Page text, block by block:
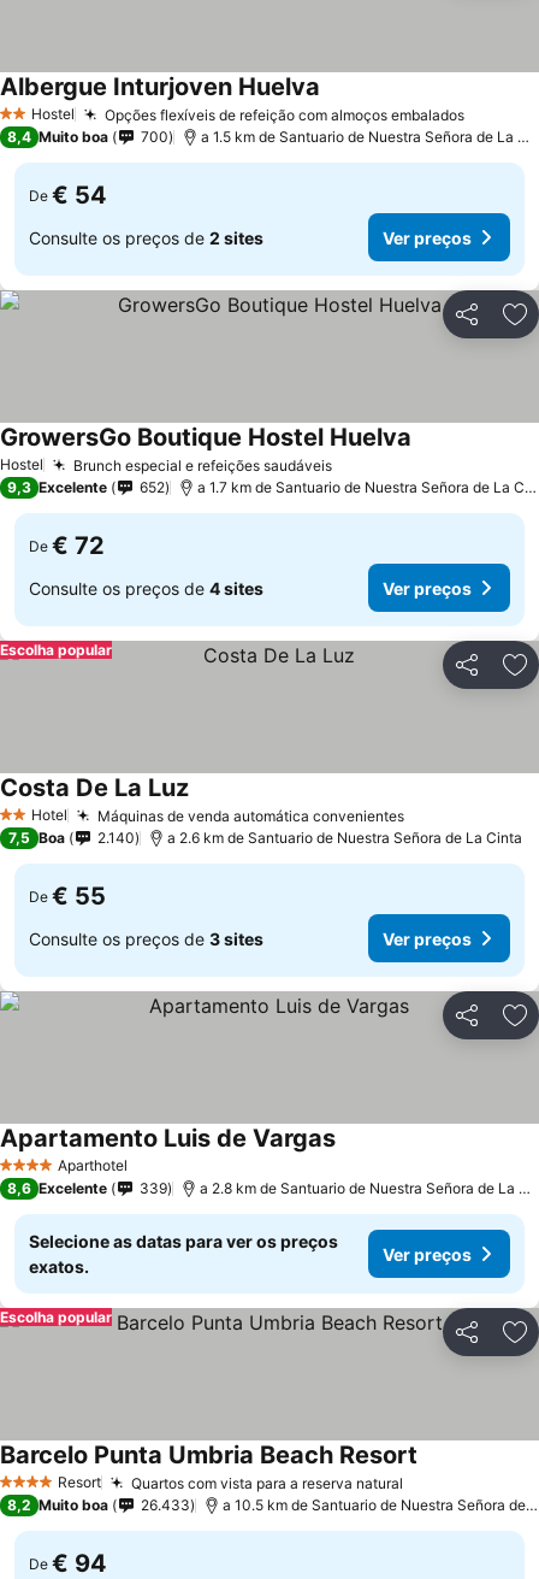
2 Estrelas
Hostel Opções flexíveis de refeição com almoços embaladosVer
Albergue Inturjoven Huelva
8,4 Muito boa 700 a 1.5 km de Santuario de Nuestra Señora de La
De € 54
Consulte os preços de 2 sites Ver preços
Partilhar
Hostel Brunch especial e refeições saudáveisVer preços
GrowersGo Boutique Hostel Huelva
9,3 Excelente 652 a 1.7 km de Santuario de Nuestra Señora de La
De € 72
Consulte os preços de 4 sites Ver preços
Partilhar
Escolha popular
2 Estrelas
Hotel Máquinas de venda automática convenientesVer preços
Costa De La LuzVer preços
7,5 Boa 2.140 a 2.6 km de Santuario de Nuestra Señora de La Cinta
De € 55
Consulte os preços de 3 sites Ver preços
Partilhar
4 EstrelasAparthotel
Apartamento Luis de VargasVer preços
8,6 Excelente 339 a 2.8 km de Santuario de Nuestra Señora de La
Selecione as datas para ver os preços
exatos.
Ver preços
Partilhar
Escolha popular
4 EstrelasResort Quartos com vista para a reserva natural
Barcelo Punta Umbria Beach Resort
8,2 Muito boa 26.433 a 10.5 km de Santuario de Nuestra Señora de
De € 94